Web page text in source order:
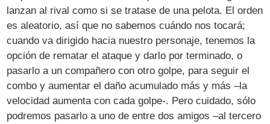
lanzan al rival como si se tratase de una pelota. El orden
es aleatorio, así que no sabemos cuándo nos tocará;
cuando va dirigido hacia nuestro personaje, tenemos la
opción de rematar el ataque y darlo por terminado, o
pasarlo a un compañero con otro golpe, para seguir el
combo y aumentar el daño acumulado más y más –la
velocidad aumenta con cada golpe-. Pero cuidado, sólo
podremos pasarlo a uno de entre dos amigos –al tercero